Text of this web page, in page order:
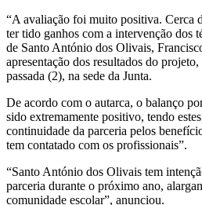
“A avaliação foi muito positiva. Cerca
ter tido ganhos com a intervenção dos
de Santo António dos Olivais,
apresentação dos resultados do
passada (2), na sede da Junta.
De acordo com o autarca, o balanço
sido extremamente positivo, tendo
continuidade da parceria pelos
tem contatado com os profissionais”.
“Santo António dos Olivais tem
parceria durante o próximo ano,
comunidade escolar”, anunciou.